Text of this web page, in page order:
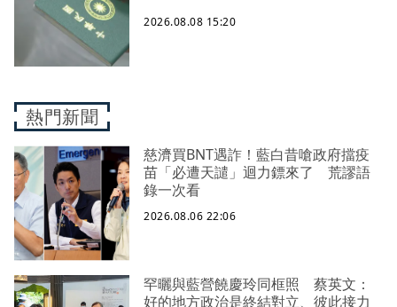
2026.08.08 15:20
熱門新聞
慈濟買BNT遇詐！藍白昔嗆政府擋疫
苗「必遭天譴」迴力鏢來了 荒謬語
錄一次看
2026.08.06 22:06
罕曬與藍營饒慶玲同框照 蔡英文：
好的地方政治是終結對立、彼此接力